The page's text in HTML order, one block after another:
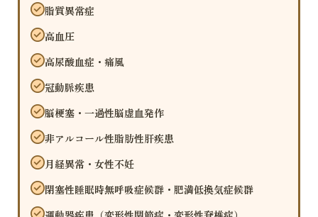
脂質異常症
高血圧
高尿酸血症・痛風
冠動脈疾患
脳梗塞・一過性脳虚血発作
非アルコール性脂肪性肝疾患
月経異常・女性不妊
閉塞性睡眠時無呼吸症候群・肥満低換気症候群